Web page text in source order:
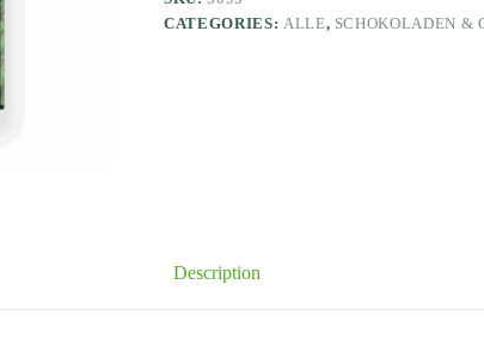
CATEGORIES: ALLE, SCHOKOLADEN &
Description